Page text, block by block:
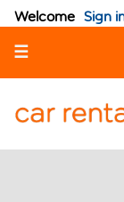
Welcome Sign
☰